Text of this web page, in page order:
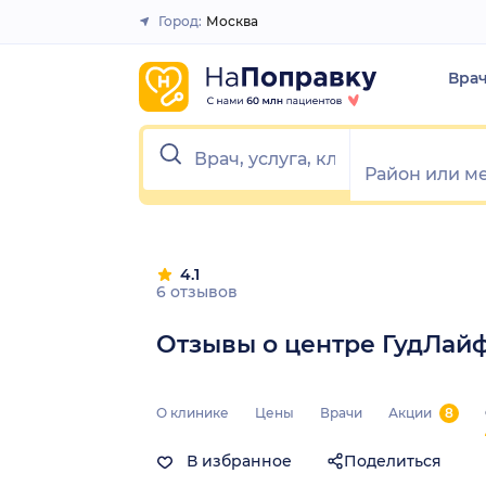
Закрыть
Город: Москва
Отзывы о центре
4.1
6 отзывов
О клинике Цены Врачи Акции 8
В избранное Поделиться